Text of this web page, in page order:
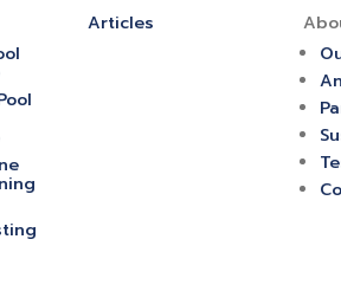
Articles